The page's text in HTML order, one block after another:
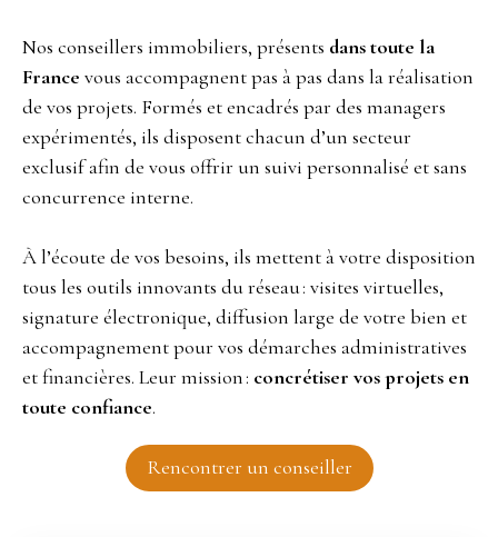
Nos conseillers immobiliers, présents dans toute la
France vous accompagnent pas à pas dans la réalisation
de vos projets. Formés et encadrés par des managers
expérimentés, ils disposent chacun d’un secteur
exclusif afin de vous offrir un suivi personnalisé et sans
concurrence interne.
À l’écoute de vos besoins, ils mettent à votre disposition
tous les outils innovants du réseau : visites virtuelles,
signature électronique, diffusion large de votre bien et
accompagnement pour vos démarches administratives
et financières. Leur mission : concrétiser vos projets en
toute confiance.
Rencontrer un conseiller